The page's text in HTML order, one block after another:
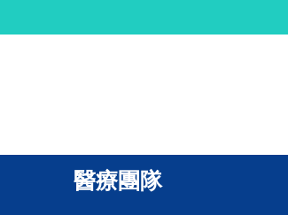
醫療團隊